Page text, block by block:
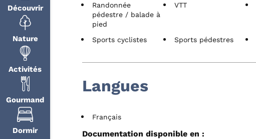
Découvrir
Nature
Activités
Gourmand
Dormir
Randonnée
pédestre / balade à
pied
VTT
Sports cyclistes Sports pédestres
Langues
Français
Documentation disponible en :